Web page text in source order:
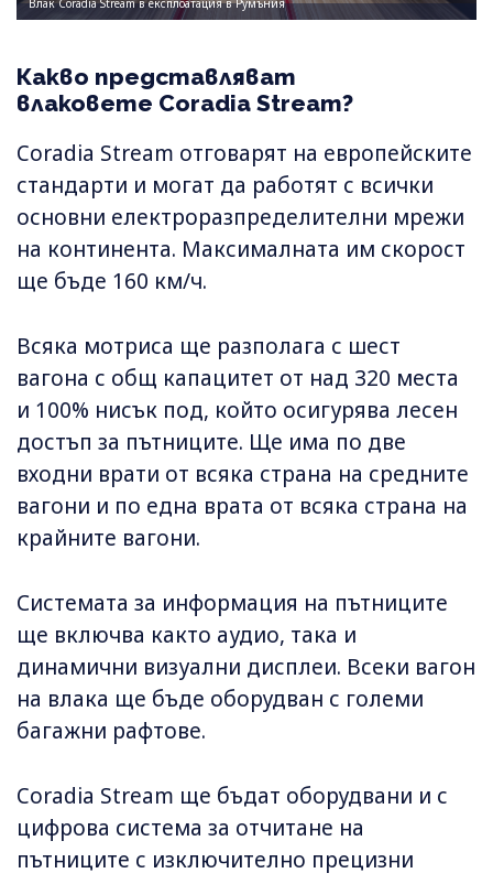
Влак Coradia Stream в експлоатация в Румъния
Какво представляват
влаковете Coradia Stream?
Coradia Stream отговарят на европейските
стандарти и могат да работят с всички
основни електроразпределителни мрежи
на континента. Максималната им скорост
ще бъде 160 км/ч.
Всяка мотриса ще разполага с шест
вагона с общ капацитет от над 320 места
и 100% нисък под, който осигурява лесен
достъп за пътниците. Ще има по две
входни врати от всяка страна на средните
вагони и по една врата от всяка страна на
крайните вагони.
Системата за информация на пътниците
ще включва както аудио, така и
динамични визуални дисплеи. Всеки вагон
на влака ще бъде оборудван с големи
багажни рафтове.
Coradia Stream ще бъдат оборудвани и с
цифрова система за отчитане на
пътниците с изключително прецизни